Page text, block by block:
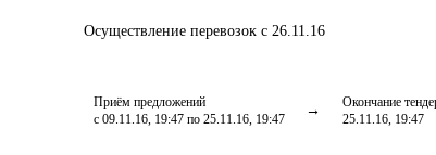
Осуществление перевозок с 26.11.16
Приём предложений
с 09.11.16, 19:47 по 25.11.16, 19:47
Окончание
25.11.16, 19:47